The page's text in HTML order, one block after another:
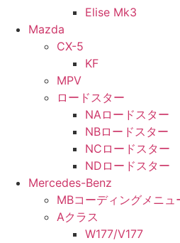
Elise Mk3
Mazda
CX-5
KF
MPV
ロードスター
NAロードスター
NBロードスター
NCロードスター
NDロードスター
Mercedes-Benz
MBコーディングメニュ
Aクラス
W177/V177